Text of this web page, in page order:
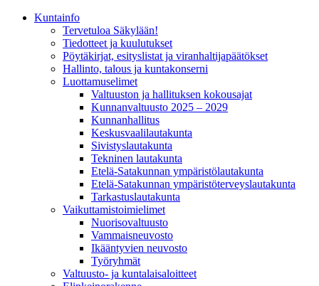
Kunta­info
Tervetuloa Säkylään!
Tiedotteet ja kuulutukset
Pöytäkirjat, esityslistat ja viranhaltijapäätökset
Hallinto, talous ja kuntakonserni
Luottamuselimet
Valtuuston ja hallituksen kokousajat
Kunnanvaltuusto 2025 – 2029
Kunnanhallitus
Keskusvaalilautakunta
Sivistyslautakunta
Tekninen lautakunta
Etelä-Satakunnan ympäristölautakunta
Etelä-Satakunnan ympäristöterveyslautakunta
Tarkastuslautakunta
Vaikuttamistoimielimet
Nuorisovaltuusto
Vammaisneuvosto
Ikääntyvien neuvosto
Työryhmät
Valtuusto- ja kuntalaisaloitteet